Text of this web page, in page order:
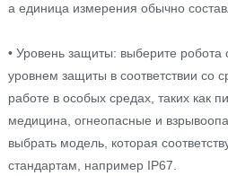
а единица измерения обычно
• Уровень защиты: выберите робота
уровнем защиты в соответствии со
работе в особых средах, таких как
медицина, огнеопасные и
выбрать модель, которая
стандартам, например IP67.